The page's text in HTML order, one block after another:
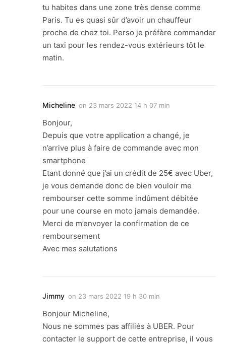
tu habites dans une zone très dense comme
Paris. Tu es quasi sûr d’avoir un chauffeur
proche de chez toi. Perso je préfère commander
un taxi pour les rendez-vous extérieurs tôt le
matin.
Micheline on 23 mars 2022 14 h 07 min
Bonjour,
Depuis que votre application a changé, je
n’arrive plus à faire de commande avec mon
smartphone
Etant donné que j’ai un crédit de 25€ avec Uber,
je vous demande donc de bien vouloir me
rembourser cette somme indûment débitée
pour une course en moto jamais demandée.
Merci de m’envoyer la confirmation de ce
remboursement
Avec mes salutations
Jimmy on 23 mars 2022 19 h 30 min
Bonjour Micheline,
Nous ne sommes pas affiliés à UBER. Pour
contacter le support de cette entreprise, il vous